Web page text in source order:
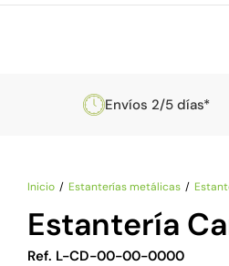
Envíos 2/5 días*
Inicio Estanterías metálicas
Estantería
Ref. L-CD-00-00-0000